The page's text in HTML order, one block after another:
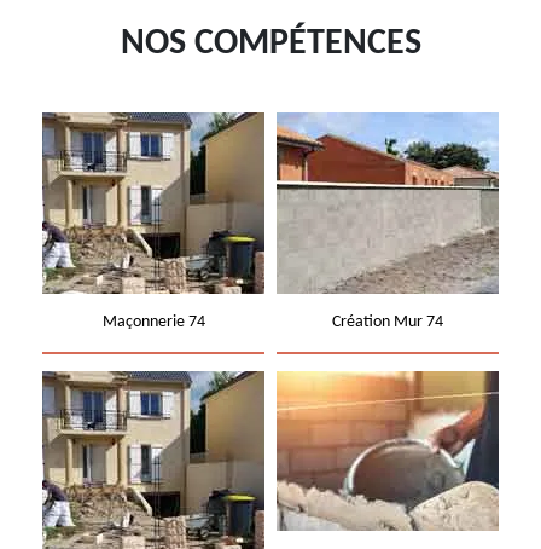
NOS COMPÉTENCES
Maçonnerie 74 Création Mur 74